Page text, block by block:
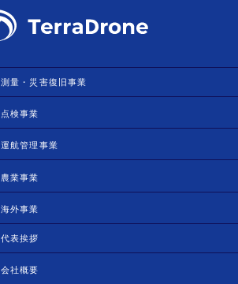
測量・災害復旧事業
点検事業
運航管理事業
農業事業
海外事業
代表挨拶
会社概要